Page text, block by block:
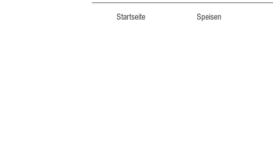
Startseite Speisen